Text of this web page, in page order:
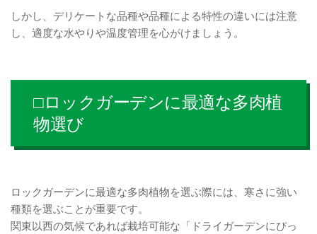
しかし、デリケートな品種や品種による特性の違いには注意
し、適度な水やりや温度管理を心がけましょう。
□ロックガーデンに最適な多肉植
物選び
ロックガーデンに最適な多肉植物を選ぶ際には、寒さに強い
種類を選ぶことが重要です。
関東以西の気候であれば栽培可能な「ドライガーデンにぴっ